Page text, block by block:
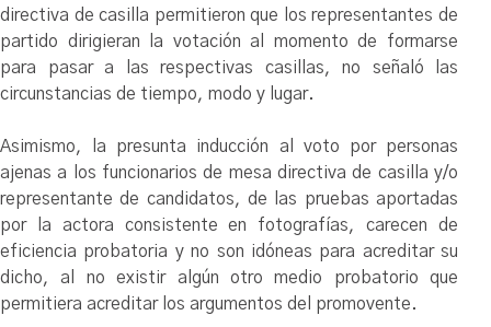
directiva de casilla permitieron que los representantes de
partido dirigieran la votación al momento de formarse
para pasar a las respectivas casillas, no señaló las
circunstancias de tiempo, modo y lugar.
Asimismo, la presunta inducción al voto por personas
ajenas a los funcionarios de mesa directiva de casilla y/o
representante de candidatos, de las pruebas aportadas
por la actora consistente en fotografías, carecen de
eficiencia probatoria y no son idóneas para acreditar su
dicho, al no existir algún otro medio probatorio que
permitiera acreditar los argumentos del promovente.